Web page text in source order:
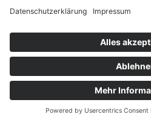
Impressum
© Hirschgrund
Vertrag